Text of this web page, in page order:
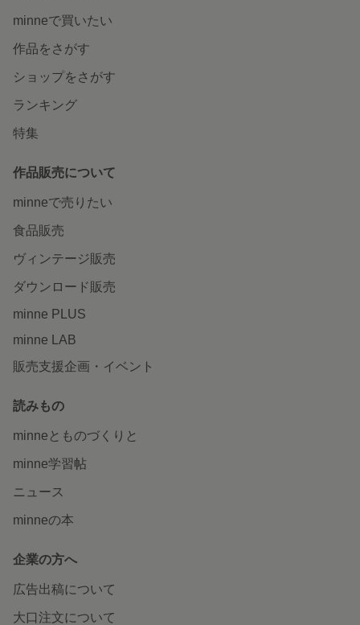
minneで買いたい
作品をさがす
ショップをさがす
ランキング
特集
作品販売について
minneで売りたい
食品販売
ヴィンテージ販売
ダウンロード販売
minne PLUS
minne LAB
販売支援企画・イベント
読みもの
minneとものづくりと
minne学習帖
ニュース
minneの本
企業の方へ
広告出稿について
大口注文について